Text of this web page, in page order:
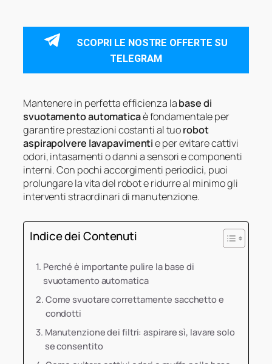
SCOPRI LE NOSTRE OFFERTE SU
TELEGRAM
Mantenere in perfetta efficienza labase di
svuotamento automaticaè fondamentale per
garantire prestazioni costanti al tuorobot
aspirapolvere lavapavimentie per evitare cattivi
odori, intasamenti o danni a sensori e componenti
interni. Con pochi accorgimenti periodici, puoi
prolungare la vita del robot e ridurre al minimo gli
interventi straordinari di manutenzione.
Indice dei Contenuti
Perché è importante pulire la base di
svuotamento automatica
Come svuotare correttamente sacchetto e
condotti
Manutenzione dei filtri: aspirare sì, lavare solo
se consentito